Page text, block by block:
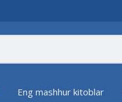
Eng mashhur kitoblar